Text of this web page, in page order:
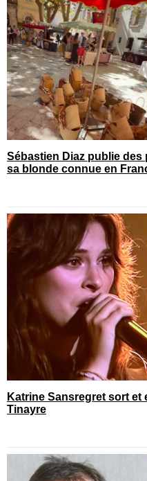
Sébastien Diaz publie
sa blonde connue en
Katrine Sansregret sort et
Tinayre